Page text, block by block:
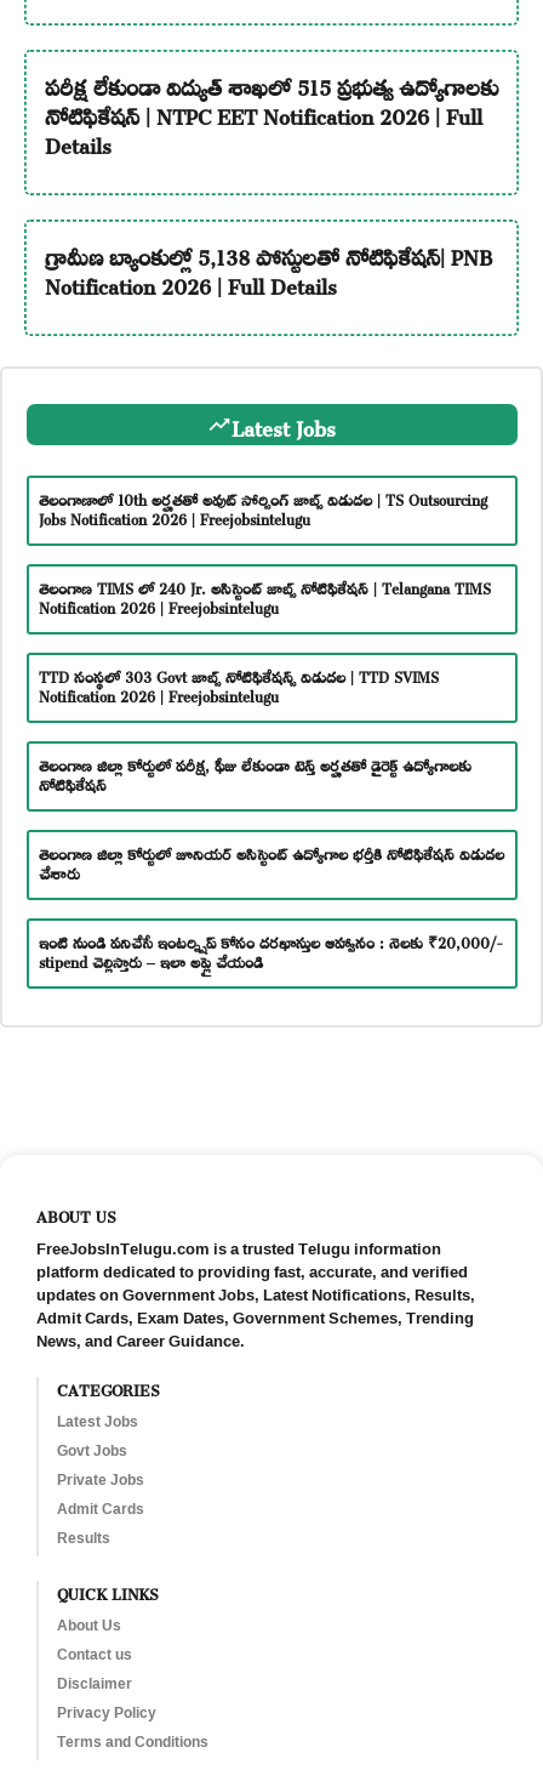
పరీక్ష లేకుండా విద్యుత్ శాఖలో 515 ప్రభుత్వ ఉద్యోగాలకు
నోటిఫికేషన్ | NTPC EET Notification 2026 | Full
Details
గ్రామీణ బ్యాంకుల్లో 5,138 పోస్టులతో నోటిఫికేషన్| PNB
Notification 2026 | Full Details
Latest Jobs
తెలంగాణాలో 10th అర్హతతో అవుట్ సోర్సింగ్ జాబ్స్ విడుదల | TS Outsourcing
Jobs Notification 2026 | Freejobsintelugu
తెలంగాణ TIMS లో 240 Jr. అసిస్టెంట్ జాబ్స్ నోటిఫికేషన్ | Telangana TIMS
Notification 2026 | Freejobsintelugu
TTD సంస్థలో 303 Govt జాబ్స్ నోటిఫికేషన్స్ విడుదల | TTD SVIMS
Notification 2026 | Freejobsintelugu
తెలంగాణ జిల్లా కోర్టులో పరీక్ష, ఫీజు లేకుండా టెన్త్ అర్హతతో డైరెక్ట్ ఉద్యోగాలకు
నోటిఫికేషన్
తెలంగాణ జిల్లా కోర్టులో జూనియర్ అసిస్టెంట్ ఉద్యోగాల భర్తీకి నోటిఫికేషన్ విడుదల
చేశారు
ఇంటి నుండి పనిచేసే ఇంటర్న్షిప్ కోసం దరఖాస్తుల ఆహ్వానం : నెలకు ₹20,000/-
stipend చెల్లిస్తారు – ఇలా అప్లై చేయండి
ABOUT US
FreeJobsInTelugu.com is a trusted Telugu information
platform dedicated to providing fast, accurate, and verified
updates on Government Jobs, Latest Notifications, Results,
Admit Cards, Exam Dates, Government Schemes, Trending
News, and Career Guidance.
CATEGORIES
Latest Jobs
Govt Jobs
Private Jobs
Admit Cards
Results
QUICK LINKS
About Us
Contact us
Disclaimer
Privacy Policy
Terms and Conditions